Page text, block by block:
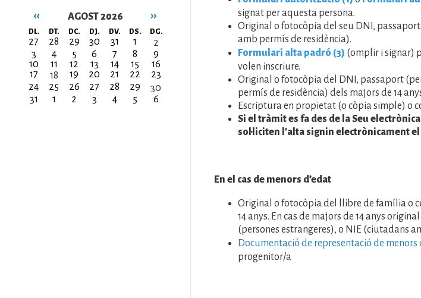
AGOST 2026
Paginació
‹‹ ››
DL. DT. DC. DJ. DV. DS. DG.
27 28 29 30 31 1
2
3
4 5 6 7 8
9
10
11 12 13 14 15
16
17
18 19 20 21 22
23
24
25 26 27 28 29
30
31
1 2 3 4 5 6
signat per aquesta persona.
Original o fotocòpia del seu DNI,
amb permís de residència).
Formulari alta padró (3) (omplir i signar)
volen inscriure.
Original o fotocòpia del DNI, passaport
permís de residència) dels majors de 14
Escriptura en propietat (o còpia simple) o
Si el tràmit es fa des de la Seu
sol·liciten l'alta signin electrònicament
En el cas de menors d’edat
Original o fotocòpia del llibre de família o
14 anys. En cas de majors de 14 anys
(persones estrangeres), o NIE (ciutadans
Documentació de representació de menors
progenitor/a